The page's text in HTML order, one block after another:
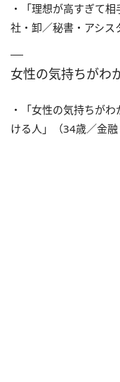
・「理想が高すぎて
社・卸／秘書・アシス
女性の気持ちがわ
・「女性の気持ちが
ける人」（34歳／金融